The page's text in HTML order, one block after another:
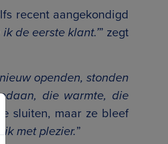
recent aangekondigd
de eerste klant.’” zegt
openden, stonden
die warmte, die
sluiten, maar ze bleef
met plezier.”